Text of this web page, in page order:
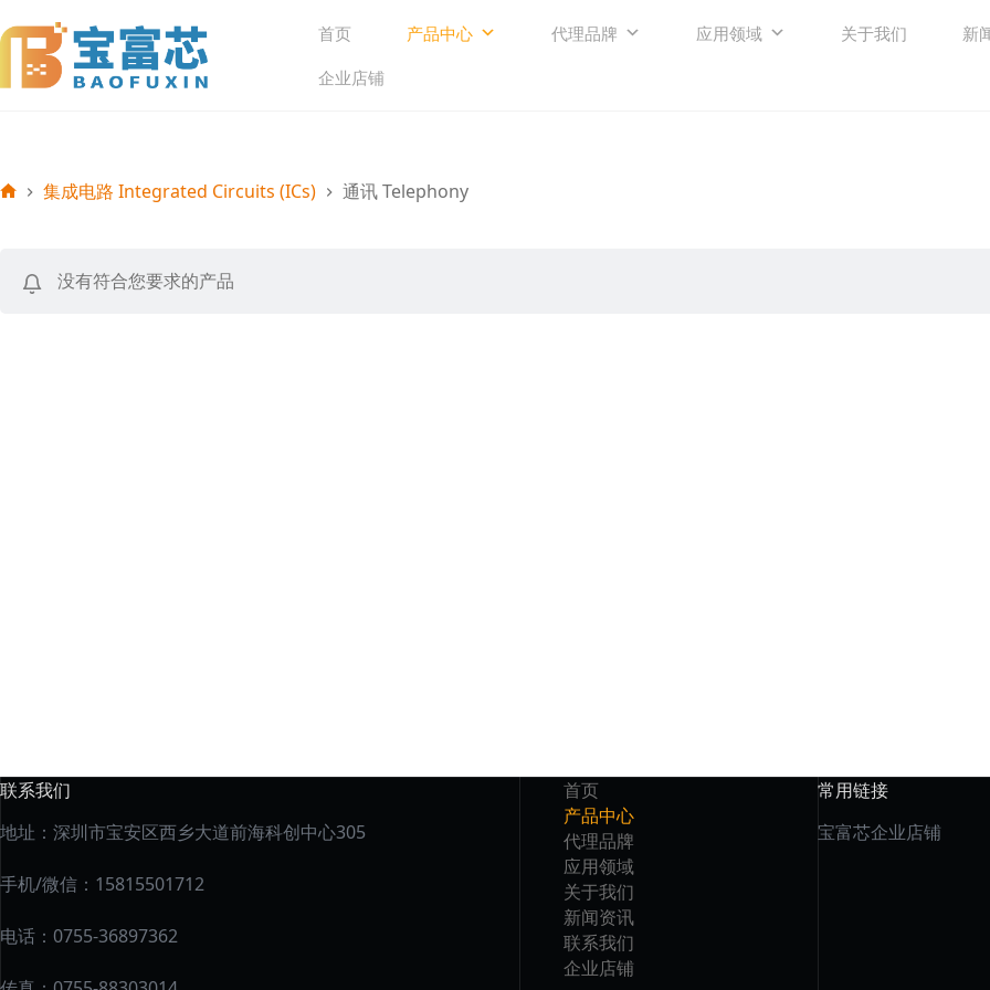
至
容
首页 产品中心 代理品牌 应用领域 关于我们
新
企业店铺
集成电路 Integrated Circuits (ICs) 通讯 Telephony
没有符合您要求的产品
联系我们
地址：深圳市宝安区西乡大道前海科创中心305
手机/微信：15815501712
电话：0755-36897362
首页
产品中心
代理品牌
应用领域
关于我们
新闻资讯
联系我们
企业店铺
常用链接
宝富芯企业店铺